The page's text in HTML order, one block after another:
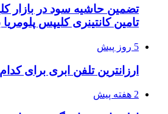
تضمین حاشیه سود در بازار
تامین کانتینری کلیپس پلومریا
5 روز پیش
ارزانترین تلفن ابری برای
2 هفته پیش